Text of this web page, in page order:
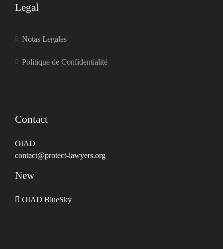
Legal
Notas Legales
Politique de Confidentialité
Contact
OIAD
contact@protect-lawyers.org
New
OIAD BlueSky